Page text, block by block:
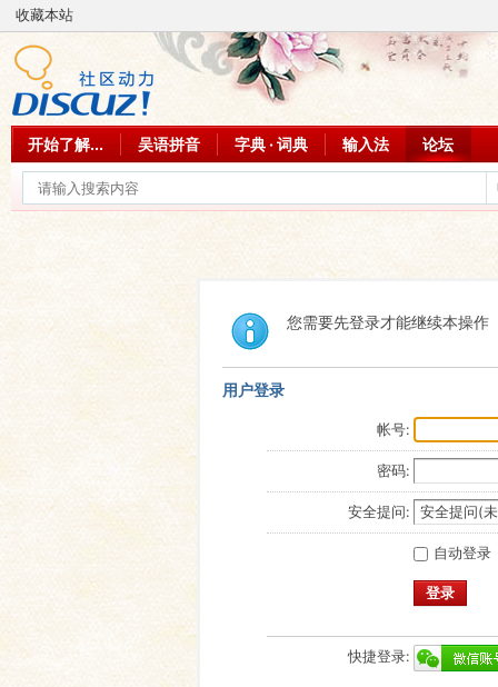
收藏本站
开始了解... 吴语拼音 字典 · 词典 输入法 论坛
您需要先登录才能继续本操作
用户登录
帐号:
密码:
安全提问:
自动登录
登录
快捷登录: